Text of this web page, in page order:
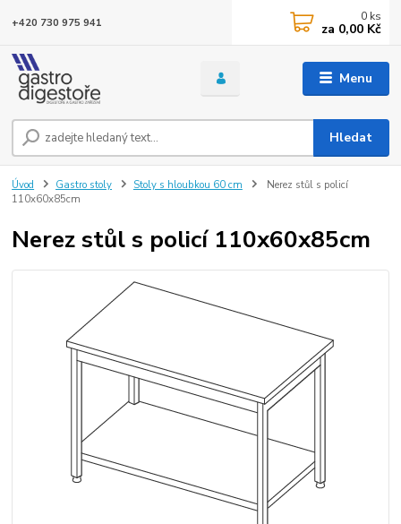
Menu
Hledat
+420 730 975 941 0 ks
za 0,00 Kč
Úvod Gastro stoly Stoly s hloubkou 60 cm
Nerez stůl s policí
110x60x85cm
Nerez stůl s policí 110x60x85cm